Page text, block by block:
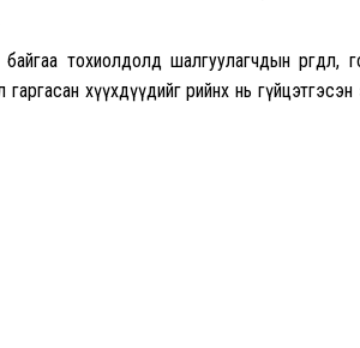
тохиолдолд шалгуулагчдын
хүүхдүүдийг өөрийнх нь